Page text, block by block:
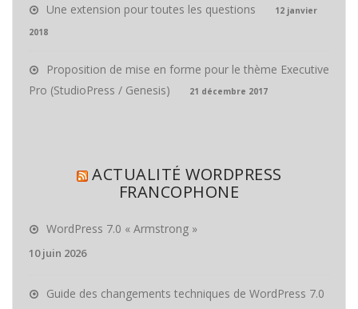
Une extension pour toutes les questions
12 janvier
2018
Proposition de mise en forme pour le thème Executive
Pro (StudioPress / Genesis)
21 décembre 2017
ACTUALITÉ WORDPRESS
FRANCOPHONE
WordPress 7.0 « Armstrong »
10 juin 2026
Guide des changements techniques de WordPress 7.0